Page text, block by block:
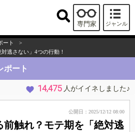
ジャンル
専門家
ート
>
逃さない」4つの行動！
ポート
14,475 人がイイネしました♪
公開日：2025/12/12 08:00
前触れ？モテ期を「絶対逃